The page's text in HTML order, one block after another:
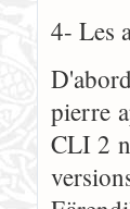
4- Les
pierre
CLI 2